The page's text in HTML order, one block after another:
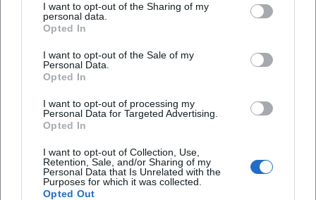
I want to opt-out of the Sharing of my
personal data.
Opted In
I want to opt-out of the Sale of my
Personal Data.
Opted In
I want to opt-out of processing my
Personal Data for Targeted Advertising.
Opted In
I want to opt-out of Collection, Use,
Retention, Sale, and/or Sharing of my
Personal Data that Is Unrelated with the
Purposes for which it was collected.
Opted Out
Was erwartet mich bei der Show?
Wie viel kosten die Tickets?
Ist die Veranstaltung barrierefrei zugänglich?
Findet die Veranstaltung bei jedem Wetter statt?